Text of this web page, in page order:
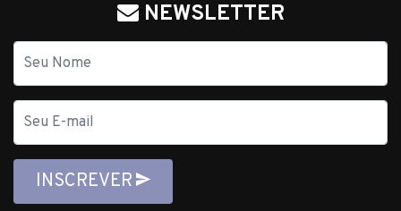
NEWSLETTER
mail
INSCREVER